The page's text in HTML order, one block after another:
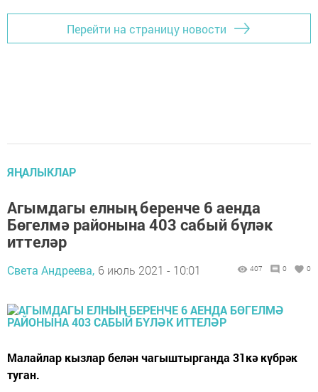
Перейти на страницу новости
ЯҢАЛЫКЛАР
Агымдагы елның беренче 6 аенда
Бөгелмә районына 403 сабый бүләк
иттеләр
Света Андреева, 6 июль 2021 - 10:01 407 0 0
Малайлар кызлар белән чагыштырганда 31кә күбрәк
туган.